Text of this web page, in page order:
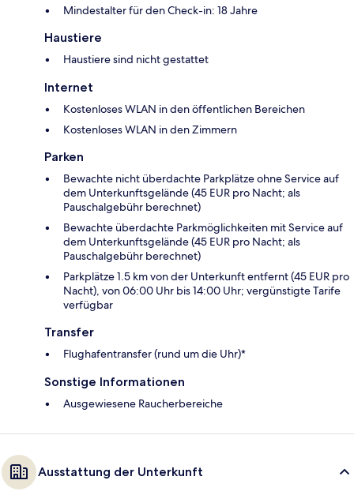
Mindestalter für den Check-in: 18 Jahre
Haustiere
Haustiere sind nicht gestattet
Internet
Kostenloses WLAN in den öffentlichen Bereichen
Kostenloses WLAN in den Zimmern
Parken
Bewachte nicht überdachte Parkplätze ohne Service auf
dem Unterkunftsgelände (45 EUR pro Nacht; als
Pauschalgebühr berechnet)
Bewachte überdachte Parkmöglichkeiten mit Service auf
dem Unterkunftsgelände (45 EUR pro Nacht; als
Pauschalgebühr berechnet)
Parkplätze 1.5 km von der Unterkunft entfernt (45 EUR pro
Nacht), von 06:00 Uhr bis 14:00 Uhr; vergünstigte Tarife
verfügbar
Transfer
Flughafentransfer (rund um die Uhr)*
Sonstige Informationen
Ausgewiesene Raucherbereiche
Ausstattung der Unterkunft